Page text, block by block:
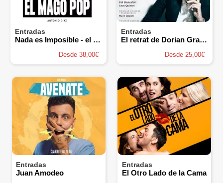
Entradas
Nada es Imposible - el Mago pop
Desde 38,00€
Entradas
El retrat de Dorian Gray - Àngels Gonyalons
Desde 25,00€
Entradas
Juan Amodeo
Entradas
El Otro Lado de la Cama